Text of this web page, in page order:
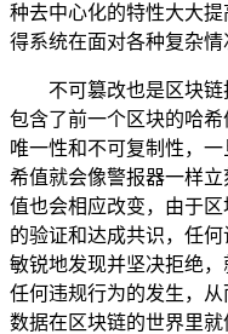
种去中心化的特性大大
得系统在面对各种复杂情
不可篡改也是区块
包含了前一个区块的哈
唯一性和不可复制性，
希值就会像警报器一样
值也会相应改变，由于
的验证和达成共识，任
敏锐地发现并坚决拒绝
任何违规行为的发生，
数据在区块链的世界里就